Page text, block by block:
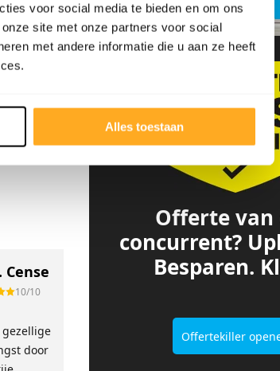
voor social media te bieden en om ons
site met onze partners voor social
met andere informatie die u aan ze heeft
Alles toestaan
Cense
10/10
door
Ingeborg
Fijne en snelle
Offerte van
concurrent?
Besparen.
Offertekiller